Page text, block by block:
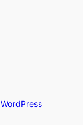
WordPress